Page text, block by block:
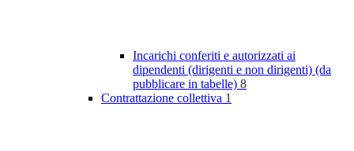
Incarichi conferiti e autorizzati ai
dipendenti (dirigenti e non dirigenti) (da
pubblicare in tabelle) 8
Contrattazione collettiva 1